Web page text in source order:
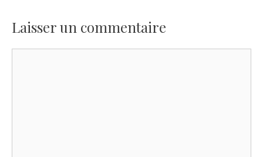
Laisser un commentaire